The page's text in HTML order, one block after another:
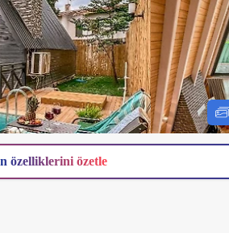
özelliklerini özetle